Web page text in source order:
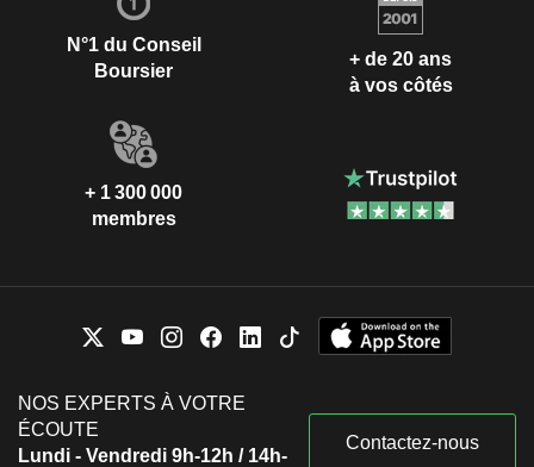
N°1 du Conseil
Boursier
+ de 20 ans
à vos côtés
+ 1 300 000
membres
NOS EXPERTS À VOTRE
ÉCOUTE
Lundi - Vendredi 9h-12h / 14h-
Contactez-nous